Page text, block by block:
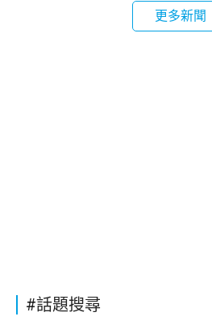
更多新聞
#話題搜尋